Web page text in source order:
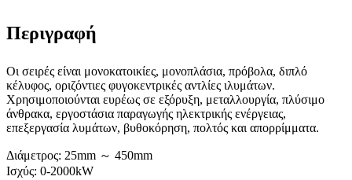
Περιγραφή
Οι σειρές είναι μονοκατοικίες, μονοπλάσια, πρόβολα, διπλό
κέλυφος, οριζόντιες φυγοκεντρικές αντλίες ιλυμάτων.
Χρησιμοποιούνται ευρέως σε εξόρυξη, μεταλλουργία, πλύσιμο
άνθρακα, εργοστάσια παραγωγής ηλεκτρικής ενέργειας,
επεξεργασία λυμάτων, βυθοκόρηση, πολτός και απορρίμματα.
Διάμετρος: 25mm ～ 450mm
Ισχύς: 0-2000kW